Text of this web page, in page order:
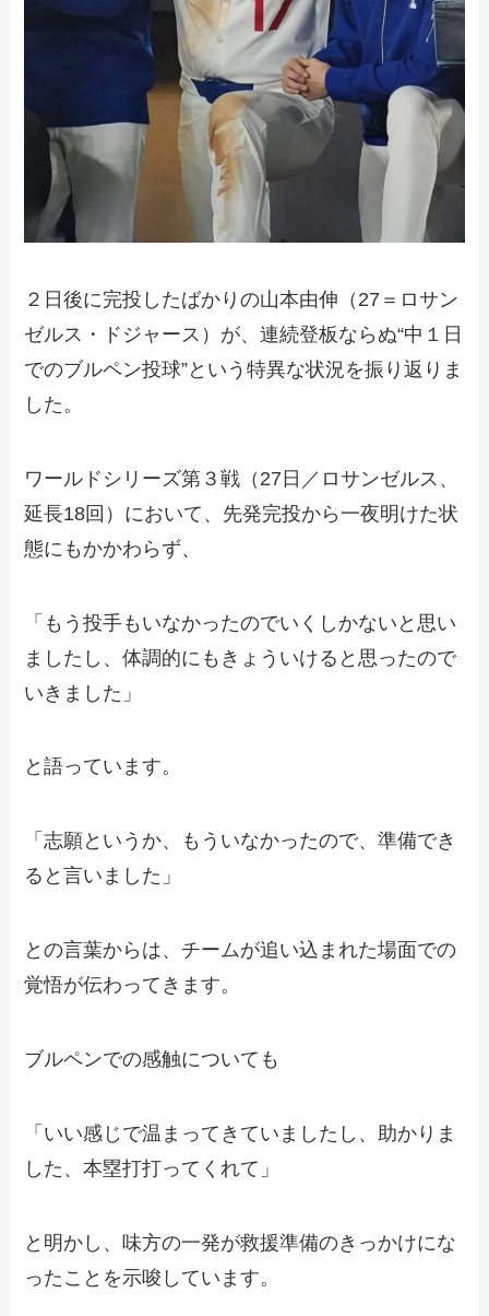
２日後に完投したばかりの山本由伸（27＝ロサン
ゼルス・ドジャース）が、連続登板ならぬ“中１日
でのブルペン投球”という特異な状況を振り返りま
した。
ワールドシリーズ第３戦（27日／ロサンゼルス、
延長18回）において、先発完投から一夜明けた状
態にもかかわらず、
「もう投手もいなかったのでいくしかないと思い
ましたし、体調的にもきょういけると思ったので
いきました」
と語っています。
「志願というか、もういなかったので、準備でき
ると言いました」
との言葉からは、チームが追い込まれた場面での
覚悟が伝わってきます。
ブルペンでの感触についても
「いい感じで温まってきていましたし、助かりま
した、本塁打打ってくれて」
と明かし、味方の一発が救援準備のきっかけにな
ったことを示唆しています。